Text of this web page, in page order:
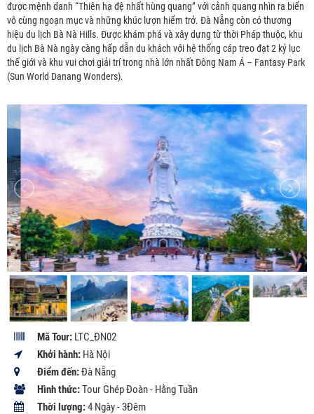
được mệnh danh “Thiên hạ đệ nhất hùng quang” với cảnh quang nhìn ra biển
vô cùng ngoạn mục và những khúc lượn hiểm trở. Đà Nẵng còn có thương
hiệu du lịch Bà Nà Hills. Được khám phá và xây dựng từ thời Pháp thuộc, khu
du lịch Bà Nà ngày càng hấp dẫn du khách với hệ thống cáp treo đạt 2 kỷ lục
thế giới và khu vui chơi giải trí trong nhà lớn nhất Đông Nam Á – Fantasy Park
(Sun World Danang Wonders).
Mã Tour: LTC_ĐN02
Khởi hành: Hà Nội
Điểm đến:Đà Nẵng
Hình thức:Tour Ghép Đoàn - Hằng Tuần
Thời lượng:4 Ngày - 3Đêm